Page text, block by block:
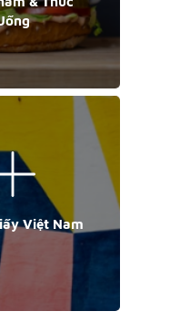
Việt Nam